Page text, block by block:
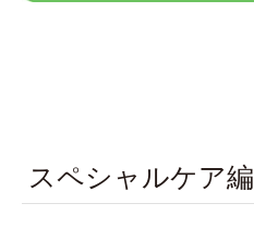
スペシャルケア編